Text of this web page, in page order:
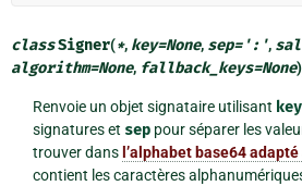
classSigner(*, key=None, sep=':',
algorithm=None, fallback_keys=None)
Renvoie un objet signataire utilisant key
signatures et seppour séparer les
trouver dans l’alphabet base64 adapté
contient les caractères